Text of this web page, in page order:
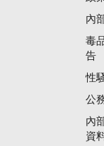
內
毒
告
性
公
內
資